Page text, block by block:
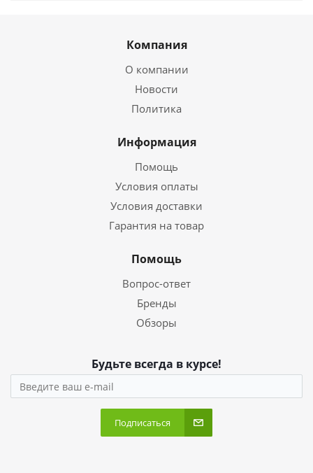
Компания
О компании
Новости
Политика
Информация
Помощь
Условия оплаты
Условия доставки
Гарантия на товар
Помощь
Вопрос-ответ
Бренды
Обзоры
Будьте всегда в курсе!
Подписаться